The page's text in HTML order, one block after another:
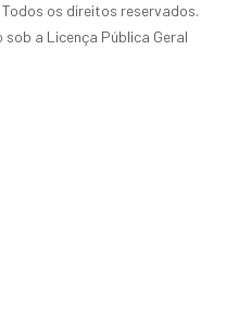
os direitos reservados.
sob a Licença Pública Geral